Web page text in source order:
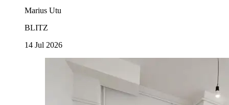
Marius Utu
BLITZ
14 Jul 2026